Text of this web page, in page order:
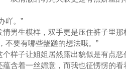
吖。”
男生模样，双手更是压住裤子里那
不要有哪些龌蹉的想法哦。”
样子让姐姐居然露出貌似是有点恶
含着一丝媚意，而我也征愣愣的看